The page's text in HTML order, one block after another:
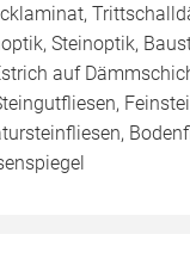
Steinoptik,
auf